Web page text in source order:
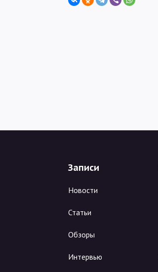
Записи
Новости
Статьи
Обзоры
Интервью